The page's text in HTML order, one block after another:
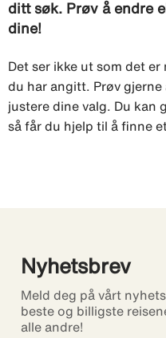
ditt søk. Prøv å endre
dine!
Det ser ikke ut som det
du har angitt. Prøv
justere dine valg. Du kan
så får du hjelp til å finne
Nyhetsbrev
Meld deg på vårt
beste og billigste
alle andre!